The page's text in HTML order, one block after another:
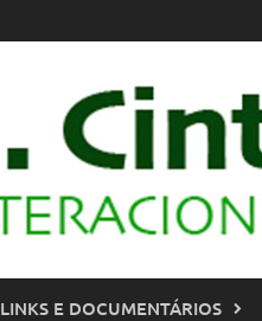
LINKS E DOCUMENTÁRIOS